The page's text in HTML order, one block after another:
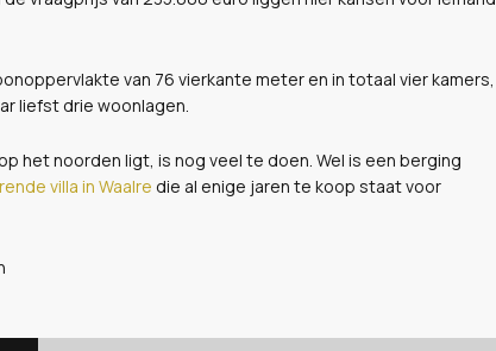
van 76 vierkante meter en in totaal vier kamers,
liefst drie woonlagen.
het noorden ligt, is nog veel te doen. Wel is een berging
villa in Waalre die al enige jaren te koop staat voor